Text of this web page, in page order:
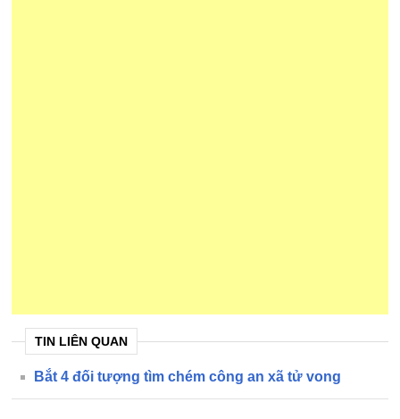
TIN LIÊN QUAN
Bắt 4 đối tượng tìm chém công an xã tử vong